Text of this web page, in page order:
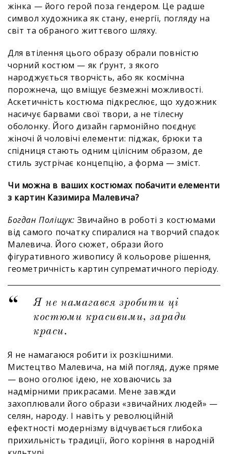
жінка — його герой поза гендером. Це радше
символ художника як стану, енергії, погляду на
світ та обраного життєвого шляху.
Для втілення цього образу обрали повністю
чорний костюм — як ґрунт, з якого
народжується творчість, або як космічна
порожнеча, що вміщує безмежні можливості.
Аскетичність костюма підкреслює, що художник
насичує барвами свої твори, а не тілесну
оболонку. Його дизайн гармонійно поєднує
жіночі й чоловічі елементи: піджак, брюки та
спідниця стають одним цілісним образом, де
стиль зустрічає концепцію, а форма — зміст.
Чи можна в ваших костюмах побачити елементи
з картин Казимира Малевича?
Богдан Поліщук: Звичайно в роботі з костюмами
від самого початку спиралися на творчий спадок
Малевича. Його сюжет, образи його
фігуративного живопису й кольорове рішення,
геометричність картин супрематичного періоду.
Я не намагався зробити ці
костюми красивими, заради
краси.
Я не намагаюся робити їх розкішними.
Мистецтво Малевича, на мій погляд, дуже пряме
— воно оголює ідею, не ховаючись за
надмірними прикрасами. Мене завжди
захоплювали його образи «звичайних людей» —
селян, народу. І навіть у революційній
ефектності модернізму відчувається глибока
прихильність традиції, його коріння в народній